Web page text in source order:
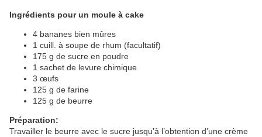
Ingrédients pour un moule à cake
4 bananes bien mûres
1 cuill. à soupe de rhum (facultatif)
175 g de sucre en poudre
1 sachet de levure chimique
3 œufs
125 g de farine
125 g de beurre
Préparation:
Travailler le beurre avec le sucre jusqu’à l’obtention d’une crème